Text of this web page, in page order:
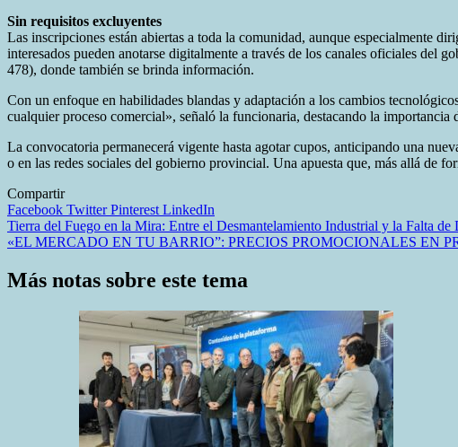
Sin requisitos excluyentes
Las inscripciones están abiertas a toda la comunidad, aunque especialmente
interesados pueden anotarse digitalmente a través de los canales oficiales del
478), donde también se brinda información.
Con un enfoque en habilidades blandas y adaptación a los cambios
cualquier proceso comercial», señaló la funcionaria, destacando la importancia
La convocatoria permanecerá vigente hasta agotar cupos, anticipando una
o en las redes sociales del gobierno provincial. Una apuesta que, más allá de
Compartir
Facebook TwitterPinterest LinkedIn
Navegación
de
entradas
Tierra del Fuego en la Mira: Entre el Desmantelamiento Industrial y la Falta de
«EL MERCADO EN TU BARRIO”: PRECIOS PROMOCIONALES EN
Más notas sobre este tema